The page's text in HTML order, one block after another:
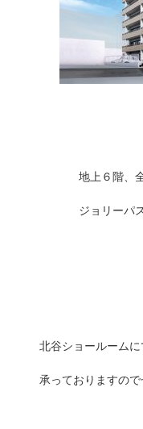
地上６階、
ジョリーパ
北谷ショールーム
承っておりますので